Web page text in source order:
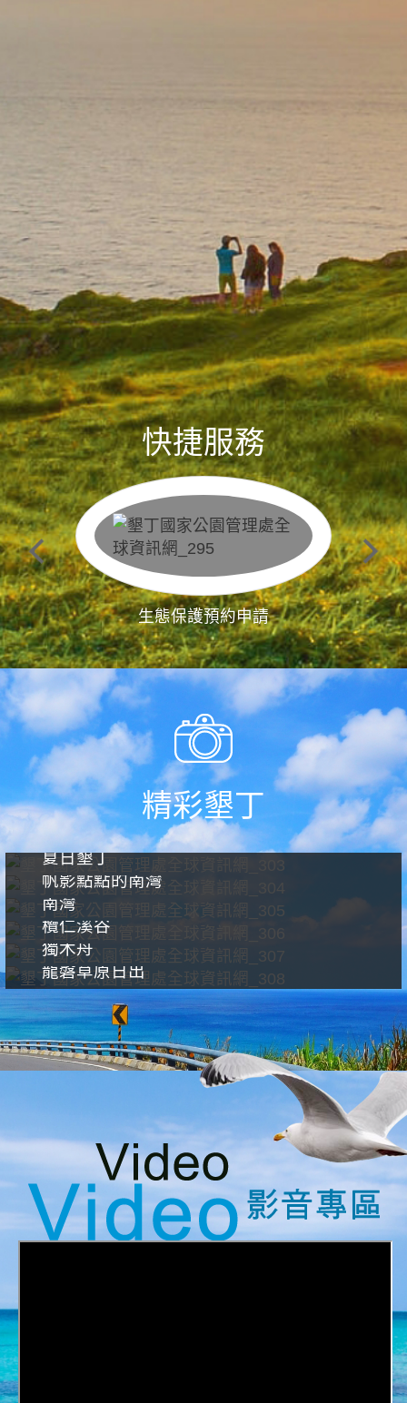
快捷服務
生態保護預約申請
精彩墾丁
夏日墾丁
帆影點點的南灣
南灣
欖仁溪谷
獨木舟
龍磐草原日出